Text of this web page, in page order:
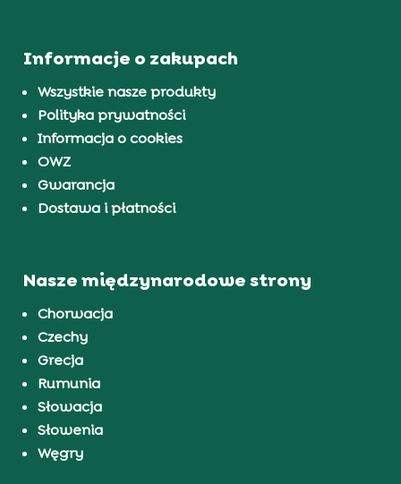
Informacje o zakupach
Wszystkie nasze produkty
Polityka prywatności
Informacja o cookies
OWZ
Gwarancja
Dostawa i płatności
Nasze międzynarodowe strony
Chorwacja
Czechy
Grecja
Rumunia
Słowacja
Słowenia
Węgry